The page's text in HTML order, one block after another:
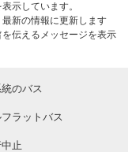
示しています。
新の情報に更新します
伝えるメッセージを表示
のバス
ラットバス
止